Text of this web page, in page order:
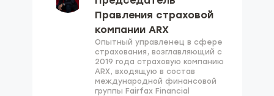
Правления страховой
компании ARX
Опытный управленец в сфере
страхования, возглавляющий с
2019 года страховую компанию
ARX, входящую в состав
международной финансовой
группы Fairfax Financial